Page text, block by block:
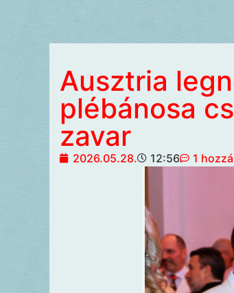
Ausztria
plébánosa
zavar
2026.05.28. 12:56 1